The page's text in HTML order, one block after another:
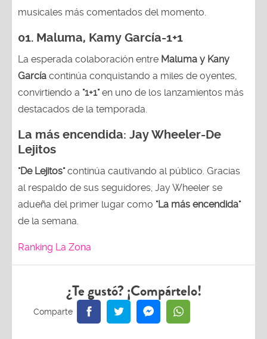
musicales más comentados del momento.
01. Maluma, Kamy García-1+1
La esperada colaboración entre Maluma y Kany
García continúa conquistando a miles de oyentes,
convirtiendo a "1+1"en uno de los lanzamientos más
destacados de la temporada.
La más encendida: Jay Wheeler-De
Lejitos
"De Lejitos"continúa cautivando al público. Gracias
al respaldo de sus seguidores, Jay Wheeler se
adueña del primer lugar como "La más encendida"
de la semana.
Ranking La Zona
¿Te gustó? ¡Compártelo!